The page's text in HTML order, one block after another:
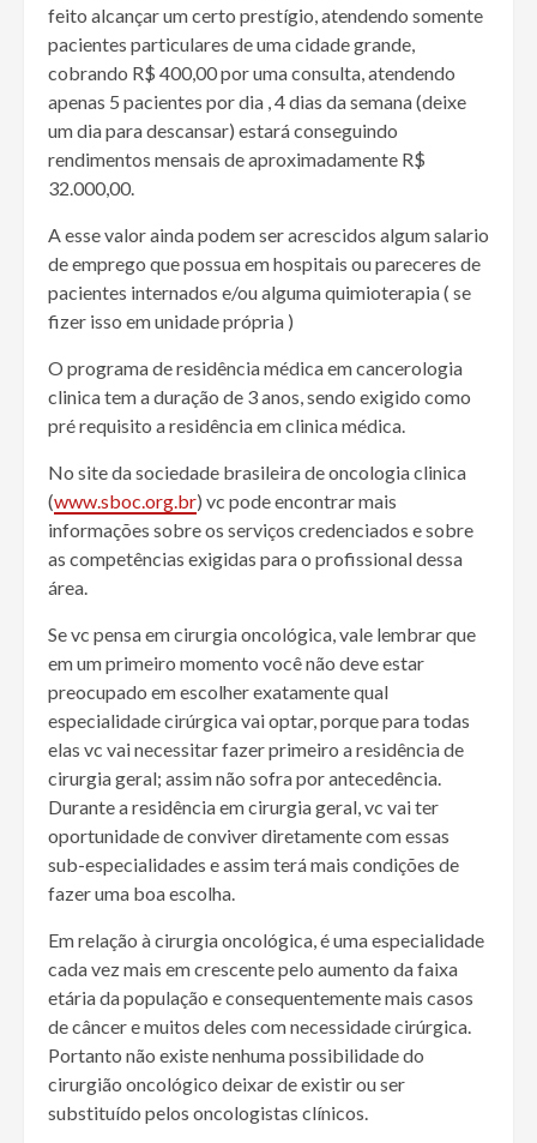
feito alcançar um certo prestígio, atendendo somente
pacientes particulares de uma cidade grande,
cobrando R$ 400,00 por uma consulta, atendendo
apenas 5 pacientes por dia , 4 dias da semana (deixe
um dia para descansar) estará conseguindo
rendimentos mensais de aproximadamente R$
32.000,00.
A esse valor ainda podem ser acrescidos algum salario
de emprego que possua em hospitais ou pareceres de
pacientes internados e/ou alguma quimioterapia ( se
fizer isso em unidade própria )
O programa de residência médica em cancerologia
clinica tem a duração de 3 anos, sendo exigido como
pré requisito a residência em clinica médica.
No site da sociedade brasileira de oncologia clinica
(www.sboc.org.br) vc pode encontrar mais
informações sobre os serviços credenciados e sobre
as competências exigidas para o profissional dessa
área.
Se vc pensa em cirurgia oncológica, vale lembrar que
em um primeiro momento você não deve estar
preocupado em escolher exatamente qual
especialidade cirúrgica vai optar, porque para todas
elas vc vai necessitar fazer primeiro a residência de
cirurgia geral; assim não sofra por antecedência.
Durante a residência em cirurgia geral, vc vai ter
oportunidade de conviver diretamente com essas
sub-especialidades e assim terá mais condições de
fazer uma boa escolha.
Em relação à cirurgia oncológica, é uma especialidade
cada vez mais em crescente pelo aumento da faixa
etária da população e consequentemente mais casos
de câncer e muitos deles com necessidade cirúrgica.
Portanto não existe nenhuma possibilidade do
cirurgião oncológico deixar de existir ou ser
substituído pelos oncologistas clínicos.